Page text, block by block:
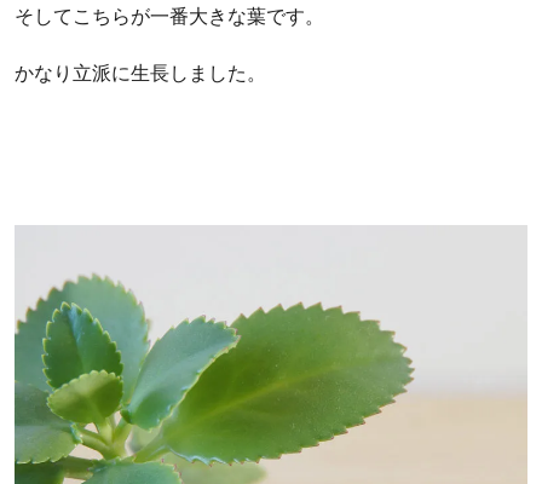
そしてこちらが一番大きな葉です。
かなり立派に生長しました。